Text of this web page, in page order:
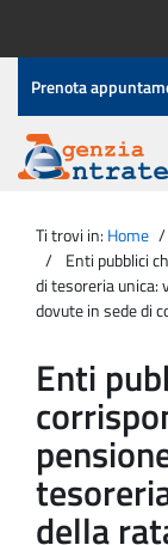
contenuto
Menu
di
servizio
Prenota
Agenzia
Entrate
principale
Ti trovi in: Home
Enti pubblici
di tesoreria unica:
dovute in sede di
Enti
della